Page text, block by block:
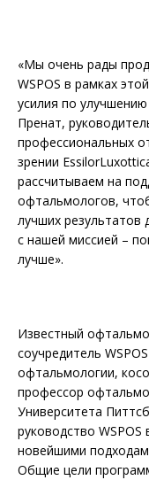
«Мы очень рады
WSPOS в рамках
усилия по
Пренат,
профессиональных
зрении
рассчитываем на
офтальмологов,
лучших результатов
с нашей миссией –
лучше».
Известный
соучредитель
офтальмологии,
профессор
Университета
руководство
новейшими
Общие цели